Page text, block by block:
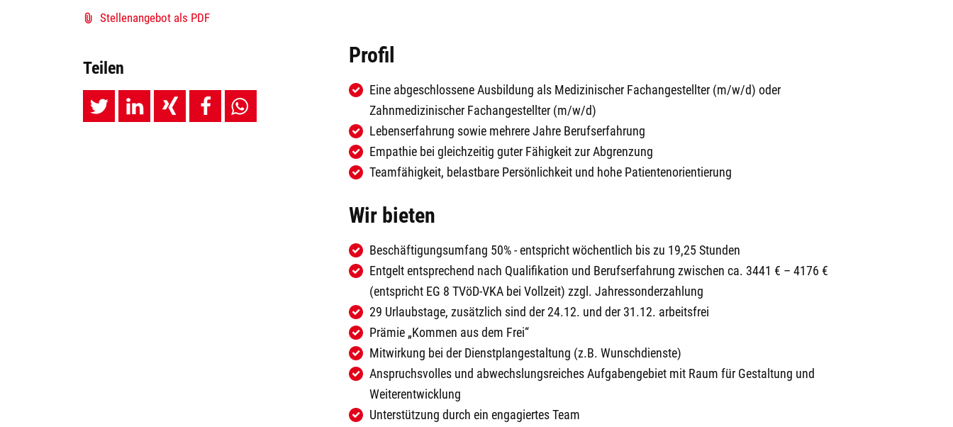
Stellenangebot als PDF
Teilen
Profil
Eine abgeschlossene Ausbildung alsMedizinischer Fachangestellter (m/w/d) oder
Zahnmedizinischer Fachangestellter (m/w/d)
Lebenserfahrung sowie mehrere Jahre Berufserfahrung
Empathie bei gleichzeitig guter Fähigkeit zur Abgrenzung
Teamfähigkeit, belastbare Persönlichkeit und hohe Patientenorientierung
Wir bieten
Beschäftigungsumfang 50% - entspricht wöchentlich bis zu 19,25 Stunden
Entgelt entsprechend nach Qualifikation und Berufserfahrung zwischen ca. 3441 € – 4176 €
(entspricht EG 8 TVöD-VKA bei Vollzeit) zzgl. Jahressonderzahlung
29 Urlaubstage, zusätzlich sind der 24.12. und der 31.12. arbeitsfrei
Prämie„Kommen aus dem Frei“
Mitwirkung bei der Dienstplangestaltung (z.B. Wunschdienste)
Anspruchsvolles und abwechslungsreiches Aufgabengebiet mit Raum für Gestaltung und
Weiterentwicklung
Unterstützung durch ein engagiertes Team